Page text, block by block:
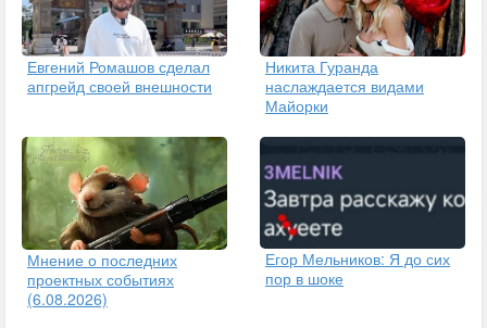
Евгений Ромашов сделал
апгрейд своей внешности
Никита Гуранда
наслаждается видами
Майорки
Мнение о последних
проектных событиях
(6.08.2026)
Егор Мельников: Я до сих
пор в шоке